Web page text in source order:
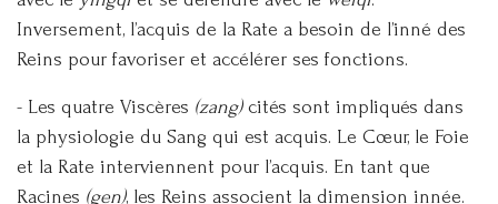
Inversement, l’acquis de la Rate a besoin de l’inné des
Reins pour favoriser et accélérer ses fonctions.
- Les quatre Viscères (zang)cités sont impliqués dans
la physiologie du Sang qui est acquis. Le Cœur, le Foie
et la Rate interviennent pour l’acquis. En tant que
Racines (gen), les Reins associent la dimension innée.